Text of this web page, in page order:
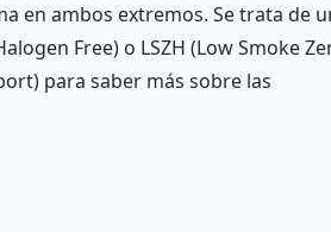
en ambos extremos. Se trata de
Free) o LSZH (Low Smoke
para saber más sobre las